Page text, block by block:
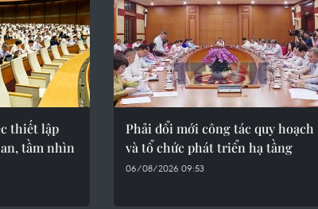
thiết lập
tầm nhìn
Phải đổi mới công tác quy hoạch
và tổ chức phát triển hạ tầng
06/08/2026 09:53